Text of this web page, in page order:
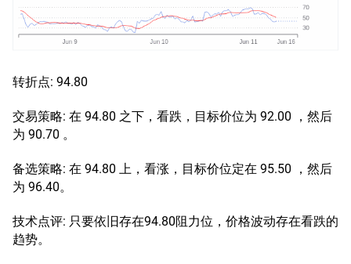
转折点: 94.80
交易策略: 在 94.80 之下，看跌，目标价位为 92.00 ，然后
为 90.70 。
备选策略: 在 94.80 上，看涨，目标价位定在 95.50 ，然后
为 96.40。
技术点评: 只要依旧存在94.80阻力位，价格波动存在看跌的
趋势。